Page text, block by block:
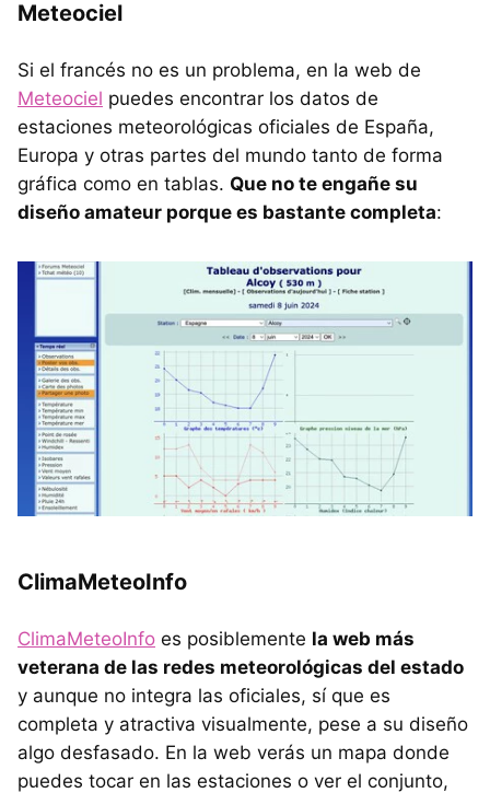
Meteociel
Si el francés no es un problema, en la web de
Meteociel puedes encontrar los datos de
estaciones meteorológicas oficiales de España,
Europa y otras partes del mundo tanto de forma
gráfica como en tablas. Que no te engañe su
diseño amateur porque es bastante completa:
ClimaMeteoInfo
ClimaMeteoInfo es posiblemente la web más
veterana de las redes meteorológicas del estado
y aunque no integra las oficiales, sí que es
completa y atractiva visualmente, pese a su diseño
algo desfasado. En la web verás un mapa donde
puedes tocar en las estaciones o ver el conjunto,